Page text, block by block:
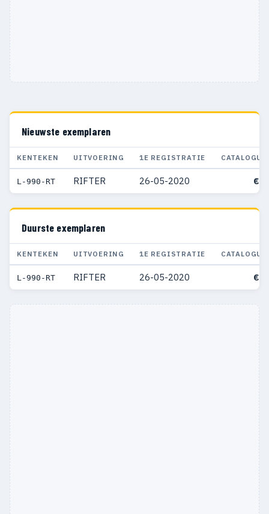
Nieuwste exemplaren
KENTEKEN UITVOERING 1E REGISTRATIE
L-990-RT RIFTER 26-05-2020 €
Duurste exemplaren
KENTEKEN UITVOERING 1E REGISTRATIE
L-990-RT RIFTER 26-05-2020 €